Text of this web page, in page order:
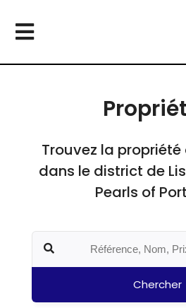
Trouvez la propriété
dans le district de
Pearls of
Chercher